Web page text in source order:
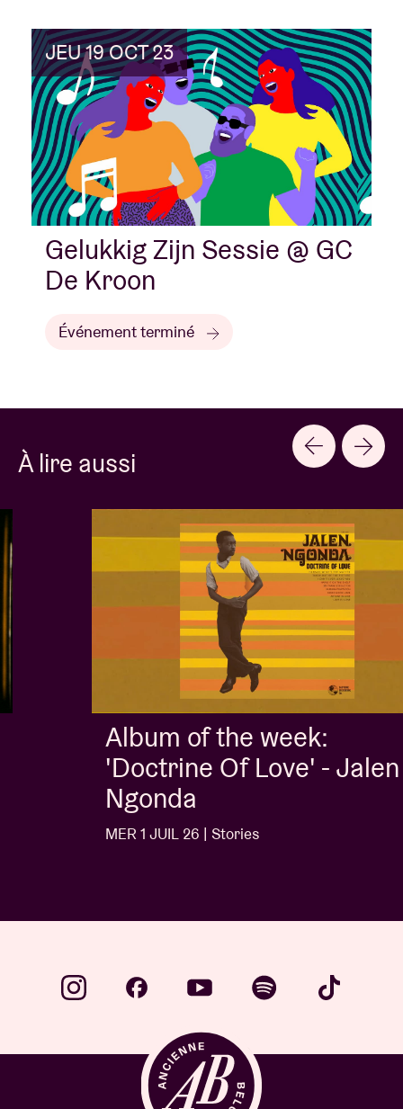
JEU 19 OCT 23
Gelukkig Zijn Sessie @ GC
De Kroon
Événement terminé
À lire aussi
Album of the week:
'Doctrine Of Love' - Jalen
Ngonda
MER 1 JUIL 26 | Stories